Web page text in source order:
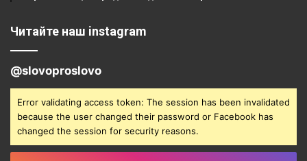
Читайте наш instagram
@slovoproslovo
Error validating access token: The session has been invalidated
because the user changed their password or Facebook has
changed the session for security reasons.